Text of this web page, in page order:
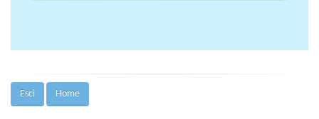
Esci Home